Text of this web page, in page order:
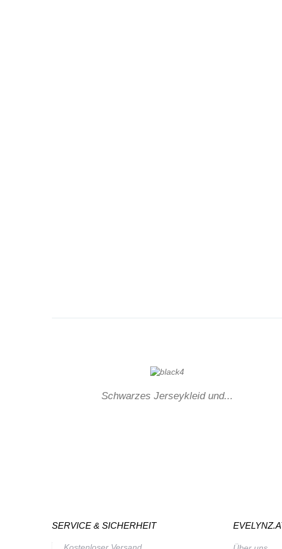
Schwarzes Jerseykleid und...
SERVICE & SICHERHEIT
Kostenloser Versand